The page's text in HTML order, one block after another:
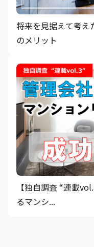
将来を見据えて考え
のメリット
【独自調査 “連載
るマンシ...